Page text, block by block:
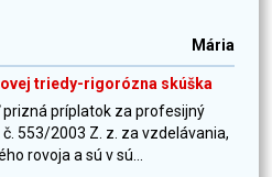
Mária
triedy-rigorózna skúška
príplatok za profesijný
553/2003 Z. z. za vzdelávania,
rovoja a sú v sú...